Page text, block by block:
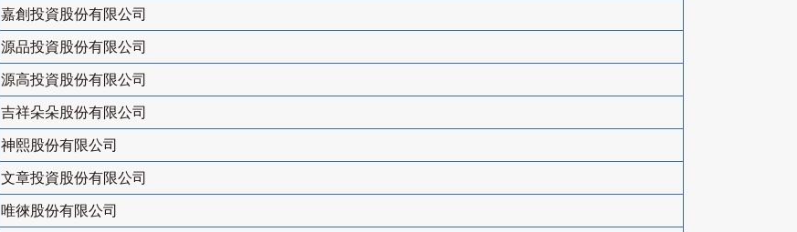
嘉創投資股份有限公司
源品投資股份有限公司
源高投資股份有限公司
吉祥朵朵股份有限公司
神熙股份有限公司
文章投資股份有限公司
唯徠股份有限公司